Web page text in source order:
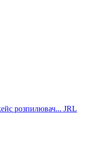
розпилювач... JRL